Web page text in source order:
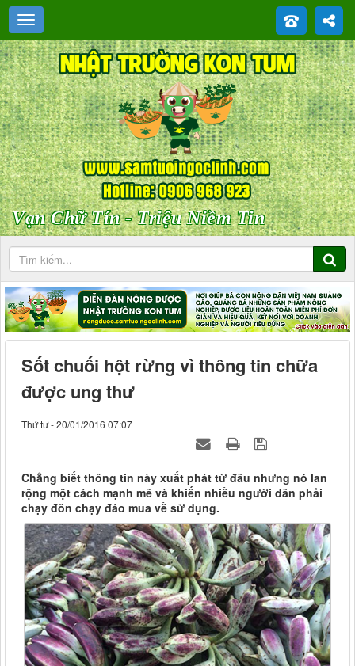
Vạn Chữ Tín - Triệu Niềm Tin
Sốt chuối hột rừng vì thông tin chữa
được ung thư
Thứ tư - 20/01/2016 07:07
Chẳng biết thông tin này xuất phát từ đâu nhưng nó lan
rộng một cách mạnh mẽ và khiến nhiều người dân phải
chạy đôn chạy đáo mua về sử dụng.